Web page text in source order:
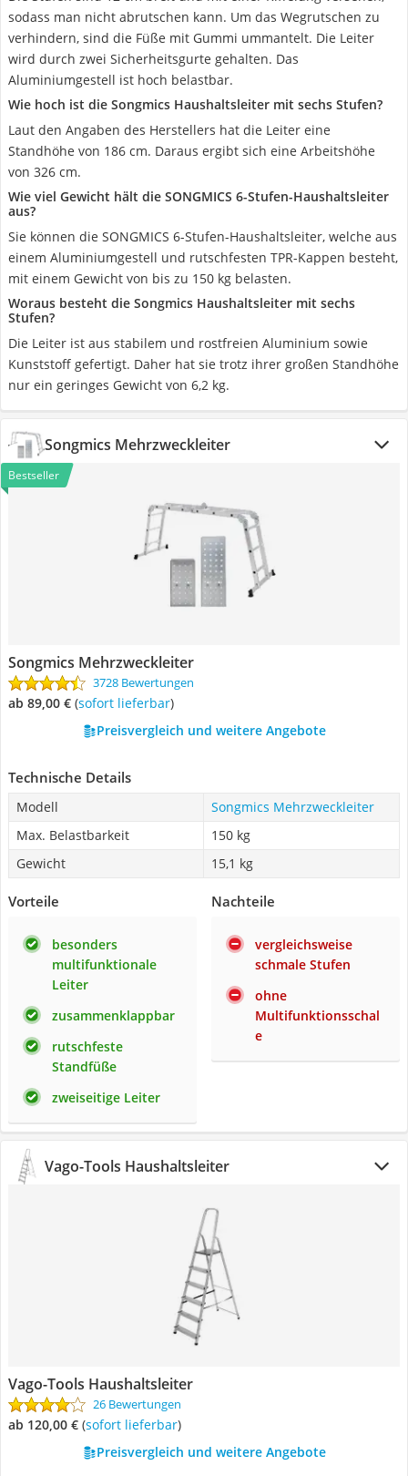
sodass man nicht abrutschen kann. Um das Wegrutschen zu
verhindern, sind die Füße mit Gummi ummantelt. Die Leiter
wird durch zwei Sicherheitsgurte gehalten. Das
Aluminiumgestell ist hoch belastbar.
Wie hoch ist die Songmics Haushaltsleiter mit sechs Stufen?
Laut den Angaben des Herstellers hat die Leiter eine
Standhöhe von 186 cm. Daraus ergibt sich eine Arbeitshöhe
von 326 cm.
Wie viel Gewicht hält die SONGMICS 6-Stufen-Haushaltsleiter
aus?
Sie können die SONGMICS 6-Stufen-Haushaltsleiter, welche aus
einem Aluminiumgestell und rutschfesten TPR-Kappen besteht,
mit einem Gewicht von bis zu 150 kg belasten.
Woraus besteht die Songmics Haushaltsleiter mit sechs
Stufen?
Die Leiter ist aus stabilem und rostfreien Aluminium sowie
Kunststoff gefertigt. Daher hat sie trotz ihrer großen Standhöhe
nur ein geringes Gewicht von 6,2 kg.
Songmics Mehrzweckleiter
Bestseller
Songmics Mehrzweckleiter
3728 Bewertungen
ab 89,00 € ( Sofort lieferbar)
Preisvergleich und weitere Angebote
Technische Details
Modell
Songmics Mehrzweckleiter
Max. Belastbarkeit
150 kg
Gewicht
15,1 kg
Vorteile
besonders
multifunktionale
Leiter
zusammenklappbar
rutschfeste
Standfüße
zweiseitige Leiter
Nachteile
vergleichsweise
schmale Stufen
ohne
Multifunktionsschal
e
Vago-Tools Haushaltsleiter
Vago-Tools Haushaltsleiter
26 Bewertungen
ab 120,00 € ( Sofort lieferbar)
Preisvergleich und weitere Angebote